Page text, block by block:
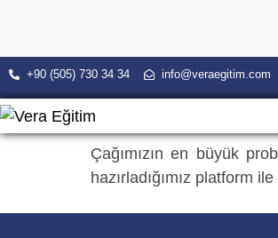
+90 (505) 730 34 34 info@veraegitim.com
Çağımızın en büyük
hazırladığımız platform